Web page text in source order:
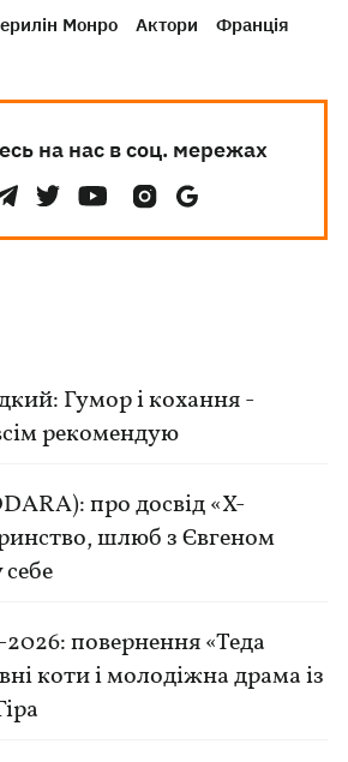
Монро Актори Франція
на нас в соц. мережах
Гумор і кохання -
рекомендую
про досвід «Х-
шлюб з Євгеном
повернення «Теда
коти і молодіжна драма із